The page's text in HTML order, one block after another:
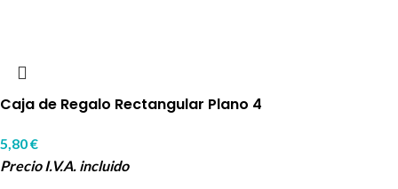
Caja de Regalo Rectangular Plano 4
5,80€
Precio I.V.A. incluido